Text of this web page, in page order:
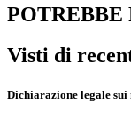
POTREBBE
Visti di
Dichiarazione legale sui